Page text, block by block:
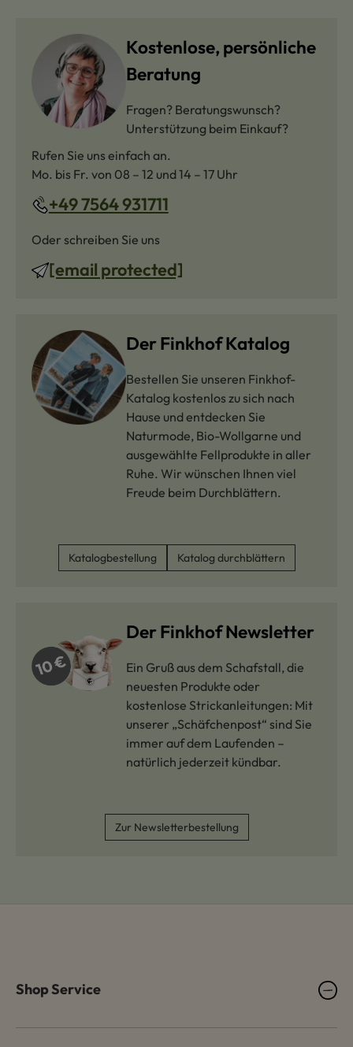
Kostenlose, persönliche
Beratung
Fragen? Beratungswunsch?
Unterstützung beim Einkauf?
Rufen Sie uns einfach an.
Mo. bis Fr. von 08 – 12 und 14 – 17 Uhr
+49 7564 931711
Oder schreiben Sie uns
[email protected]
Der Finkhof Katalog
Bestellen Sie unseren Finkhof-
Katalog kostenlos zu sich nach
Hause und entdecken Sie
Naturmode, Bio-Wollgarne und
ausgewählte Fellprodukte in aller
Ruhe. Wir wünschen Ihnen viel
Freude beim Durchblättern.
Katalogbestellung Katalog durchblättern
Der Finkhof Newsletter
Ein Gruß aus dem Schafstall, die
neuesten Produkte oder
kostenlose Strickanleitungen: Mit
unserer „Schäfchenpost“ sind Sie
immer auf dem Laufenden –
natürlich jederzeit kündbar.
Zur Newsletterbestellung
Shop Service